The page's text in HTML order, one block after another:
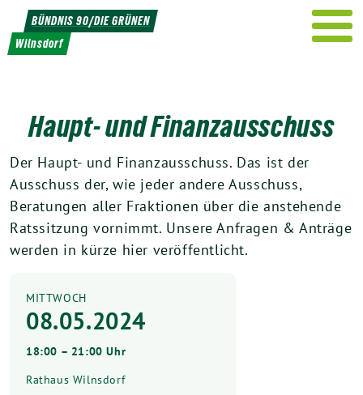
Weiter
zum
Inhalt
BÜNDNIS 90/DIE GRÜNEN
Wilnsdorf
Haupt- und Finanzausschuss
Der Haupt- und Finanzausschuss. Das ist der
Ausschuss der, wie jeder andere Ausschuss,
Beratungen aller Fraktionen über die anstehende
Ratssitzung vornimmt. Unsere Anfragen & Anträge
werden in kürze hier veröffentlicht.
MITTWOCH
08.05.2024
18:00 – 21:00 Uhr
Rathaus Wilnsdorf